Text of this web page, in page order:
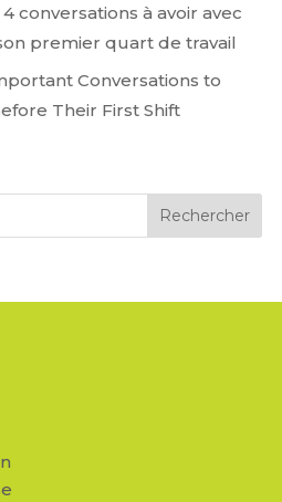
conversations à avoir avec
premier quart de travail
Conversations to
Their First Shift